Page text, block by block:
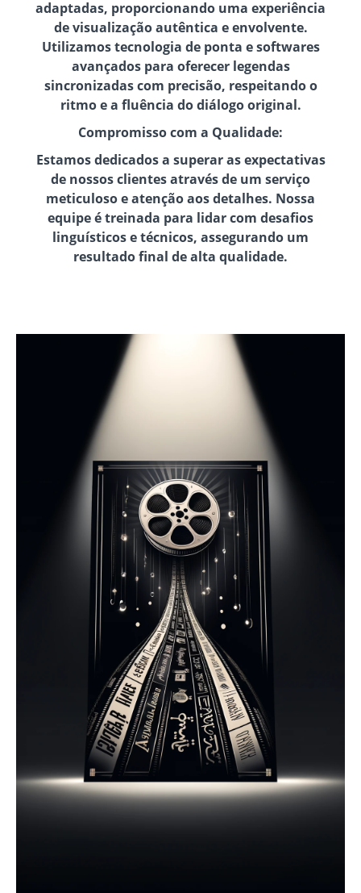
adaptadas, proporcionando uma experiência
de visualização autêntica e envolvente.
Utilizamos tecnologia de ponta e softwares
avançados para oferecer legendas
sincronizadas com precisão, respeitando o
ritmo e a fluência do diálogo original.
Compromisso com a Qualidade:
Estamos dedicados a superar as expectativas
de nossos clientes através de um serviço
meticuloso e atenção aos detalhes. Nossa
equipe é treinada para lidar com desafios
linguísticos e técnicos, assegurando um
resultado final de alta qualidade.